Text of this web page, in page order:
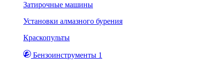
Затирочные машины
Установки алмазного бурения
Краскопульты
Бензоинструменты 1